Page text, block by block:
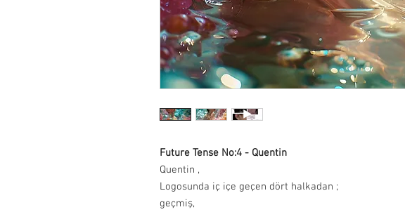
Future Tense No:4 - Quentin
Quentin ,
Logosunda iç içe geçen dört halkadan ;
geçmiş,